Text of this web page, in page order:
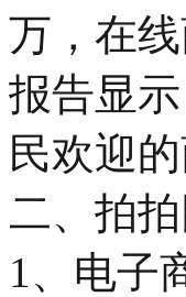
万，在
报告显
民欢迎
二、拍
1、电子